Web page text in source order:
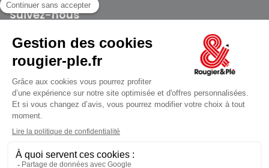
jusqu'au Lundi à 09:30
Suivez-nous
Rougier et Plé 2024 Copyright
Mentions légales
Conditions générales des ventes